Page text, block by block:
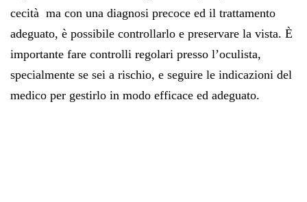
cecità ma con una diagnosi precoce ed il trattamento
adeguato, è possibile controllarlo e preservare la vista. È
importante fare controlli regolari presso l’oculista,
specialmente se sei a rischio, e seguire le indicazioni del
medico per gestirlo in modo efficace ed adeguato.